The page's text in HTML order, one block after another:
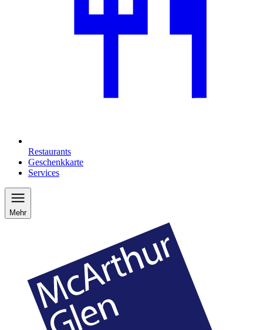
Restaurants
Geschenkkarte
Services
Mehr